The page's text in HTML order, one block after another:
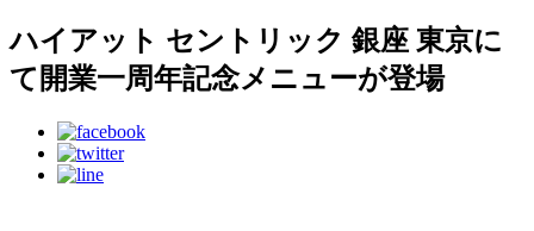
ハイアット セントリック 銀座 東京に
て開業一周年記念メニューが登場